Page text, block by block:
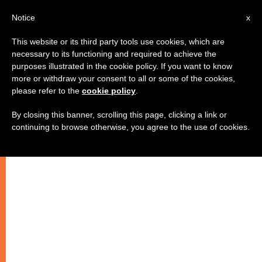
البابا يلتقي مجمع كهنة بازيليك
القديس بطرس
x
Notice
This website or its third party tools use cookies, which are
necessary to its functioning and required to achieve the
purposes illustrated in the cookie policy. If you want to know
more or withdraw your consent to all or some of the cookies,
please refer to the cookie policy
By closing this banner, scrolling this page, clicking a link or
continuing to browse otherwise, you agree to the use of cookies.